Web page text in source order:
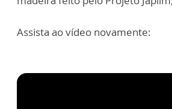
Assista ao vídeo novamente: